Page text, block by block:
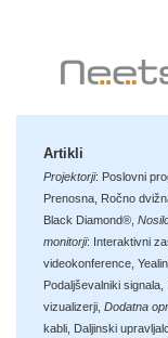
Artikli
Projektorji: Poslovni
Prenosna Ročno
Black Diamond®
monitorji: Interaktivni
videokonference
Podaljševalniki signala
vizualizerji Dodatna
kabli Daljinski